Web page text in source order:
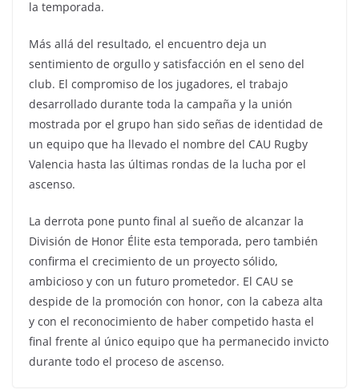
la temporada.
Más allá del resultado, el encuentro deja un
sentimiento de orgullo y satisfacción en el seno del
club. El compromiso de los jugadores, el trabajo
desarrollado durante toda la campaña y la unión
mostrada por el grupo han sido señas de identidad de
un equipo que ha llevado el nombre del CAU Rugby
Valencia hasta las últimas rondas de la lucha por el
ascenso.
La derrota pone punto final al sueño de alcanzar la
División de Honor Élite esta temporada, pero también
confirma el crecimiento de un proyecto sólido,
ambicioso y con un futuro prometedor. El CAU se
despide de la promoción con honor, con la cabeza alta
y con el reconocimiento de haber competido hasta el
final frente al único equipo que ha permanecido invicto
durante todo el proceso de ascenso.